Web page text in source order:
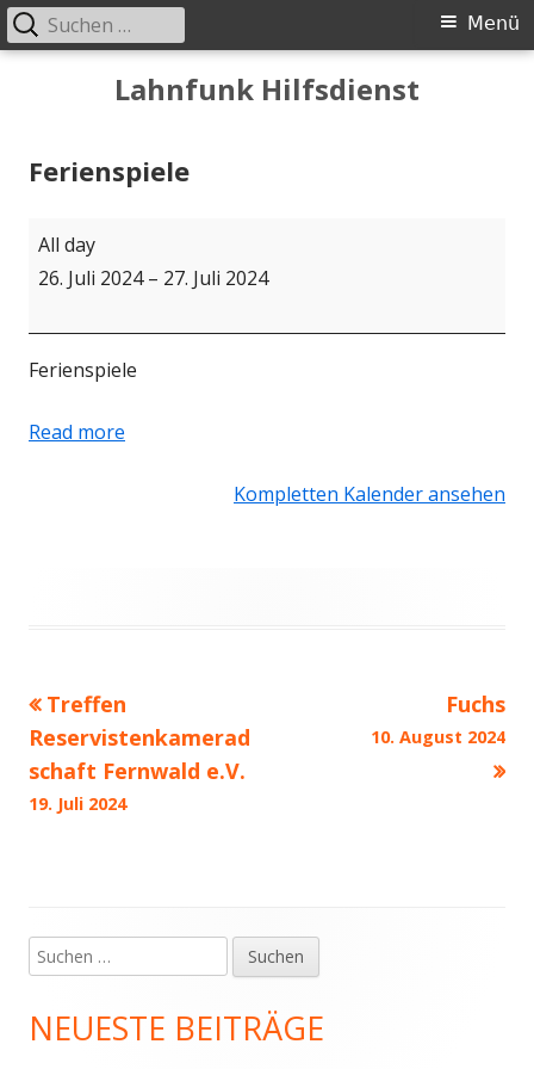
Lahnfunk Hilfsdienst
Primäres
Menü
Suchen
nach:
Ferienspiele
Ferienspiele
All day
26. Juli 2024 – 27. Juli 2024
Ferienspiele
Read more
Kompletten Kalender ansehen
Beitragsnavigation
Treffen
Reservistenkamerad
schaft Fernwald e.V.
19. Juli 2024
Fuchs
10. August 2024
Haupt-
Seitenleiste
Suchen
nach:
NEUESTE BEITRÄGE